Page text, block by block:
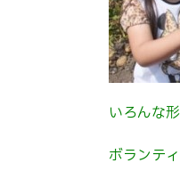
いろんな
ボランテ